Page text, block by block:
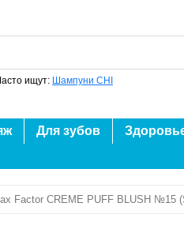
ищут: Шампуни CHI
Для зубов
Factor CREME PUFF BLUSH №15